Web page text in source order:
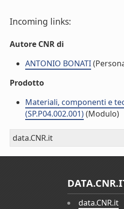
Incoming links:
Autore CNR di
ANTONIO BONATI
Prodotto
Materiali, componenti e
(SP.P04.002.001)(Modulo)
data.CNR.it
data.CNR.it